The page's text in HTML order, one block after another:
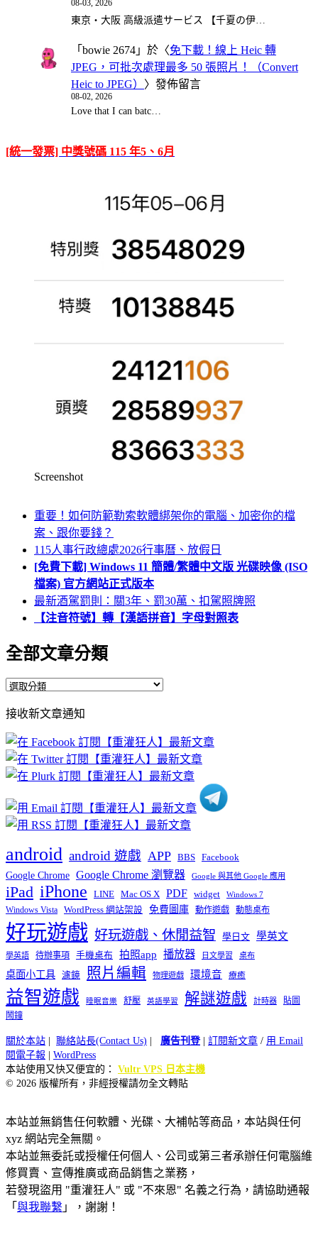
08-03, 2026
東京・大阪 高級派遣サービス 【千夏の伊…
「 bowie 2674 」於〈免下載！線上 Heic 轉
JPEG，可批次處理最多 50 張照片！（Convert
Heic to JPEG） 〉發佈留言
08-02, 2026
Love that I can batc…
[統一發票] 中獎號碼 115 年5、6月
Screenshot
重要！如何防範勒索軟體綁架你的電腦、加密你的檔
案、跟你要錢？
115人事行政總處2026行事曆、放假日
[免費下載] Windows 11 簡體/繁體中文版 光碟映像 (ISO
檔案) 官方網站正式版本
最新酒駕罰則：關3年、罰30萬、扣駕照牌照
【注音符號】轉【漢語拼音】字母對照表
全部文章分類
全
文
章
分
類
接收新文章通知
android android 遊戲 APP BBS Facebook
Google Chrome Google Chrome 瀏覽器 Google 與其他 Google 應用
iPad iPhone LINE Mac OS X PDF widget Windows 7
Windows Vista WordPress 網站架設 免費圖庫 動作遊戲 動態桌布
好玩遊戲 好玩遊戲、休閒益智 學日文 學英文
學英語 待辦事項 手機桌布 拍照app 播放器 日文學習 桌布
桌面小工具 濾鏡 照片編輯 物理遊戲 環境音 療癒
益智遊戲 睡眠音樂 舒壓 英語學習 解謎遊戲 計時器
貼圖
鬧鐘
關於本站 聯絡站長(Contact Us) 廣告刊登| 訂閱新文章 / 用 Email
閱電子報
WordPress
本站使用又快又便宜的： Vultr VPS 日本主機
© 2026 版權所有，非經授權請勿全文轉貼
本站並無銷售任何軟體、光碟、大補帖等商品，本站與任何
xyz 網站完全無關。
本站並無委託或授權任何個人、公司或第三者承辦任何電腦維
修買賣、宣傳推廣或商品銷售之業務，
若發現盜用 "重灌狂人" 或 "不來恩" 名義之行為，請協助通報
「 與我聯繫 」，謝謝！